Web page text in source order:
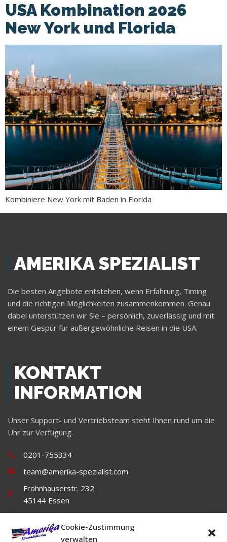
Cookie-Zustimmung
verwalten
USA Kombination 2026
New York und Florida
Kombiniere New York mit Baden in Florida
AMERIKA SPEZIALIST
Die besten Angebote entstehen, wenn Erfahrung, Timing
und die richtigen Möglichkeiten zusammenkommen. Genau
dabei unterstützen wir Sie – persönlich, zuverlässig und mit
einem Gespür für außergewöhnliche Reisen in die USA.
KONTAKT
INFORMATION
Unser Support- und Vertriebsteam steht Ihnen rund um die
Uhr zur Verfügung.
0201-755334
team@amerika-spezialist.com
Frohnhauserstr. 232
45144 Essen